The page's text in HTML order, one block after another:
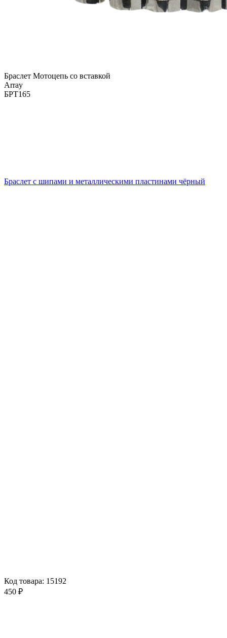
Браслет Мотоцепь со вставкой
Array
БРТ165
Браслет с шипами и металлическими пластинами чёрный
Код товара: 15192
450 ₽